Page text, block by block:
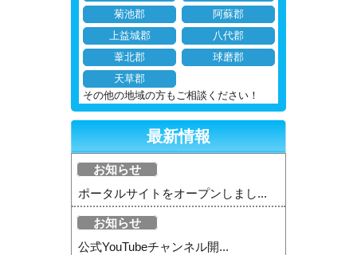
菊池郡
阿蘇郡
上益城郡
八代郡
葦北郡
球磨郡
天草郡
その他の地域の方もご相談ください！
最新情報
お知らせ
ポータルサイトをオープンしまし...
お知らせ
公式YouTubeチャンネル開...